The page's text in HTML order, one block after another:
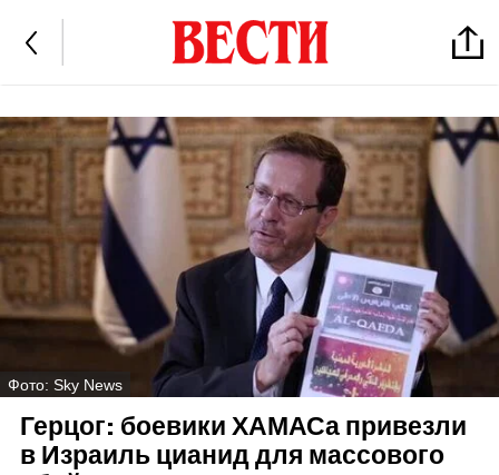
Фото: Sky News
Герцог: боевики ХАМАСа привезли
в Израиль цианид для массового